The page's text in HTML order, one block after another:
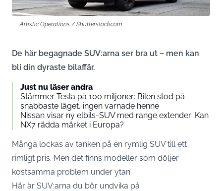
Artistic Operations / Shutterstock.com
De här begagnade SUV:arna ser bra ut – men kan
bli din dyraste bilaffär.
Just nu läser andra
Stämmer Tesla på 100 miljoner: Bilen stod på
snabbaste läget, ingen varnade henne
Nissan visar ny elbils-SUV med range extender: Kan
NX7 rädda märket i Europa?
Många lockas av tanken på en rymlig SUV till ett
rimligt pris. Men det finns modeller som döljer
kostsamma problem under ytan.
Här är SUV:arna du bör undvika på